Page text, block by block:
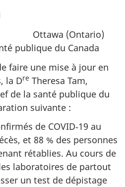
Ottawa (Ontario)
publique du Canada
faire une mise à jour en
la Dre Theresa Tam,
de la santé publique du
suivante :
de COVID‑19 au
et 88 % des personnes
rétablies. Au cours de
laboratoires de partout
un test de dépistage